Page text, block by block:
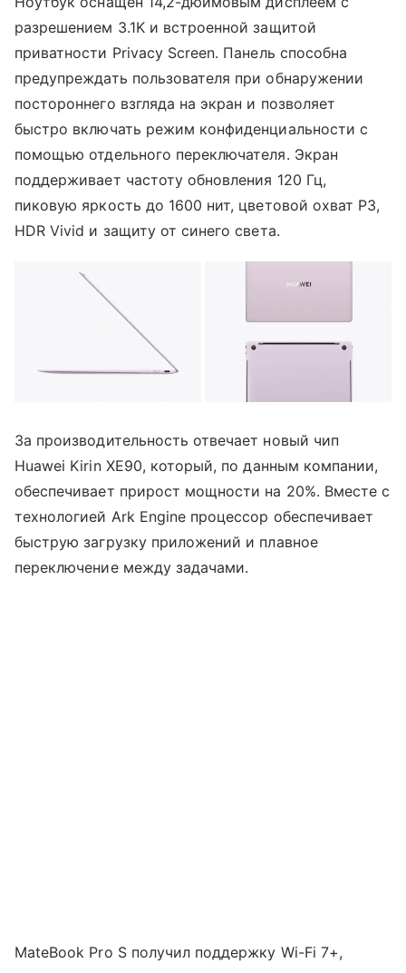
разрешением 3.1K и встроенной защитой
приватности Privacy Screen. Панель способна
предупреждать пользователя при обнаружении
постороннего взгляда на экран и позволяет
быстро включать режим конфиденциальности с
помощью отдельного переключателя. Экран
поддерживает частоту обновления 120 Гц,
пиковую яркость до 1600 нит, цветовой охват P3,
HDR Vivid и защиту от синего света.
За производительность отвечает новый чип
Huawei Kirin XE90, который, по данным компании,
обеспечивает прирост мощности на 20%. Вместе с
технологией Ark Engine процессор обеспечивает
быструю загрузку приложений и плавное
переключение между задачами.
MateBook Pro S получил поддержку Wi-Fi 7+,